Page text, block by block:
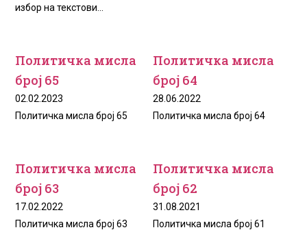
избор на текстови...
Политичка мисла
број 65
02.02.2023
Политичка мисла број 65
Политичка мисла
број 64
28.06.2022
Политичка мисла број 64
Политичка мисла
број 63
17.02.2022
Политичка мисла број 63
Политичка мисла
број 62
31.08.2021
Политичка мисла број 61